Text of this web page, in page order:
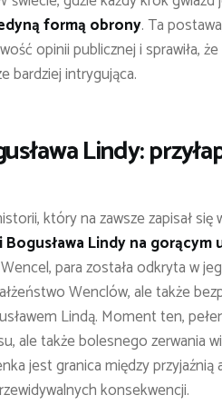
formą obrony. Ta
opinii publicznej i sprawiła,
bardziej intrygująca.
Lindy:
który na zawsze zapisał
Lindy na gorącym
para została odkryta w
Wenclów, ale także
Lindą. Moment ten,
ale także bolesnego zerwania
jest granica między przyjaźnią
konsekwencji.